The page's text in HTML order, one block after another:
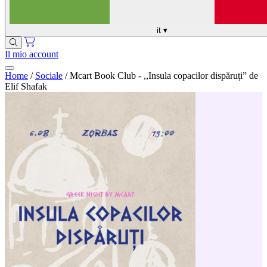
it ▾
Il mio account
Home / Sociale / Mcart Book Club - ,,Insula copacilor dispăruți” de
Elif Shafak